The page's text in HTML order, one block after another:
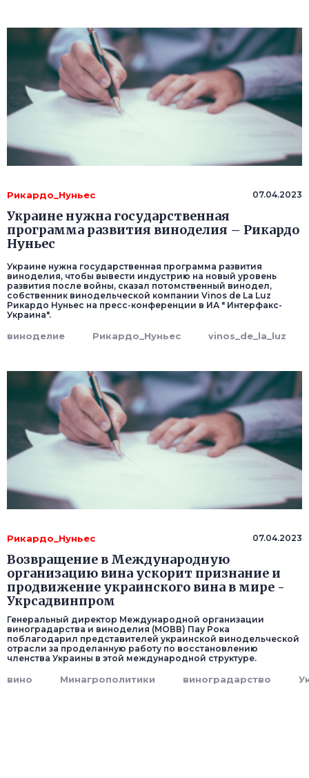
Рикардо_Нуньес 07.04.2023
Украине нужна государственная
программа развития виноделия – Рикардо
Нуньес
Украине нужна государственная программа развития
виноделия, чтобы вывести индустрию на новый уровень
развития после войны, сказал потомственный винодел,
собственник винодельческой компании Vinos de La Luz
Рикардо Нуньес на пресс-конференции в ИА " Интерфакс-
Украина".
виноделие Рикардо_Нуньес vinos_de_la_luz
Рикардо_Нуньес 07.04.2023
Возвращение в Международную
организацию вина ускорит признание и
продвижение украинского вина в мире -
Укрсадвинпром
Генеральный директор Международной организации
виноградарства и виноделия (МОВВ) Пау Рока
поблагодарил представителей украинской винодельческой
отрасли за проделанную работу по восстановлению
членства Украины в этой международной структуре.
вино Минагрополитики виноградарство